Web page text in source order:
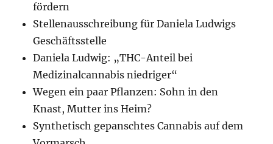
fördern
Stellenausschreibung für Daniela Ludwigs
Geschäftsstelle
Daniela Ludwig: „THC-Anteil bei
Medizinalcannabis niedriger“
Wegen ein paar Pflanzen: Sohn in den
Knast, Mutter ins Heim?
Synthetisch gepanschtes Cannabis auf dem